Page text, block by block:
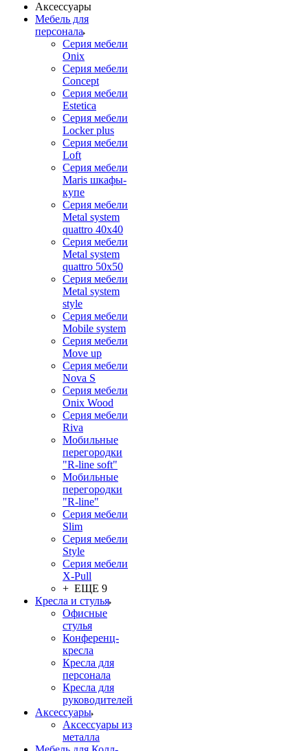
Аксессуары
Мебель для
персонала
Серия мебели
Onix
Серия мебели
Concept
Серия мебели
Estetica
Серия мебели
Locker plus
Серия мебели
Loft
Серия мебели
Maris шкафы-
купе
Серия мебели
Metal system
quattro 40x40
Серия мебели
Metal system
quattro 50x50
Серия мебели
Metal system
style
Серия мебели
Mobile system
Серия мебели
Move up
Серия мебели
Nova S
Серия мебели
Onix Wood
Серия мебели
Riva
Мобильные
перегородки
"R-line soft"
Мобильные
перегородки
"R-line"
Серия мебели
Slim
Серия мебели
Style
Серия мебели
X-Pull
+ ЕЩЕ 9
Кресла и стулья
Офисные
стулья
Конференц-
кресла
Кресла для
персонала
Кресла для
руководителей
Аксессуары
Аксессуары из
металла